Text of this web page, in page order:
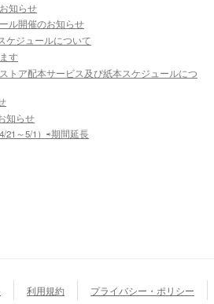
知らせ
ール開催のお知らせ
ケジュールについて
す
トア配本サービス及び紙本スケジュールにつ
知らせ
21～5/1）⇨期間延長
利用規約
プライバシー・ポリシー